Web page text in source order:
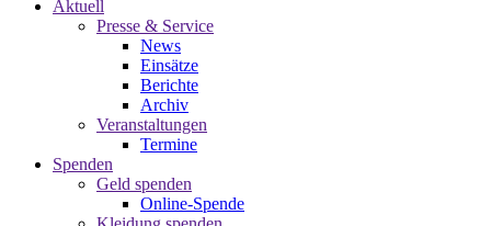
Aktuell
Presse & Service
News
Einsätze
Berichte
Archiv
Veranstaltungen
Termine
Spenden
Geld spenden
Online-Spende